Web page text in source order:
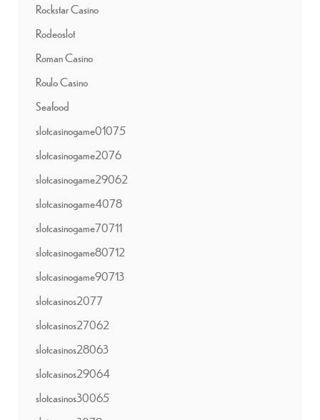
Rockstar Casino
Rodeoslot
Roman Casino
Roulo Casino
Seafood
slotcasinogame01075
slotcasinogame2076
slotcasinogame29062
slotcasinogame4078
slotcasinogame70711
slotcasinogame80712
slotcasinogame90713
slotcasinos2077
slotcasinos27062
slotcasinos28063
slotcasinos29064
slotcasinos30065